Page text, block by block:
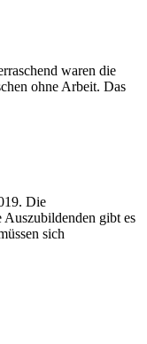
waren die
ohne Arbeit. Das
Die
Auszubildenden gibt es
sich